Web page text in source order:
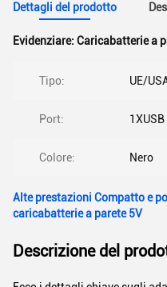
Dettagli del prodotto
Evidenziare: Caricabatterie a
Tipo: UE/
Port: 1XUSB
Colore: Nero
Alte prestazioni Compatto e
caricabatterie a parete 5V
Descrizione del